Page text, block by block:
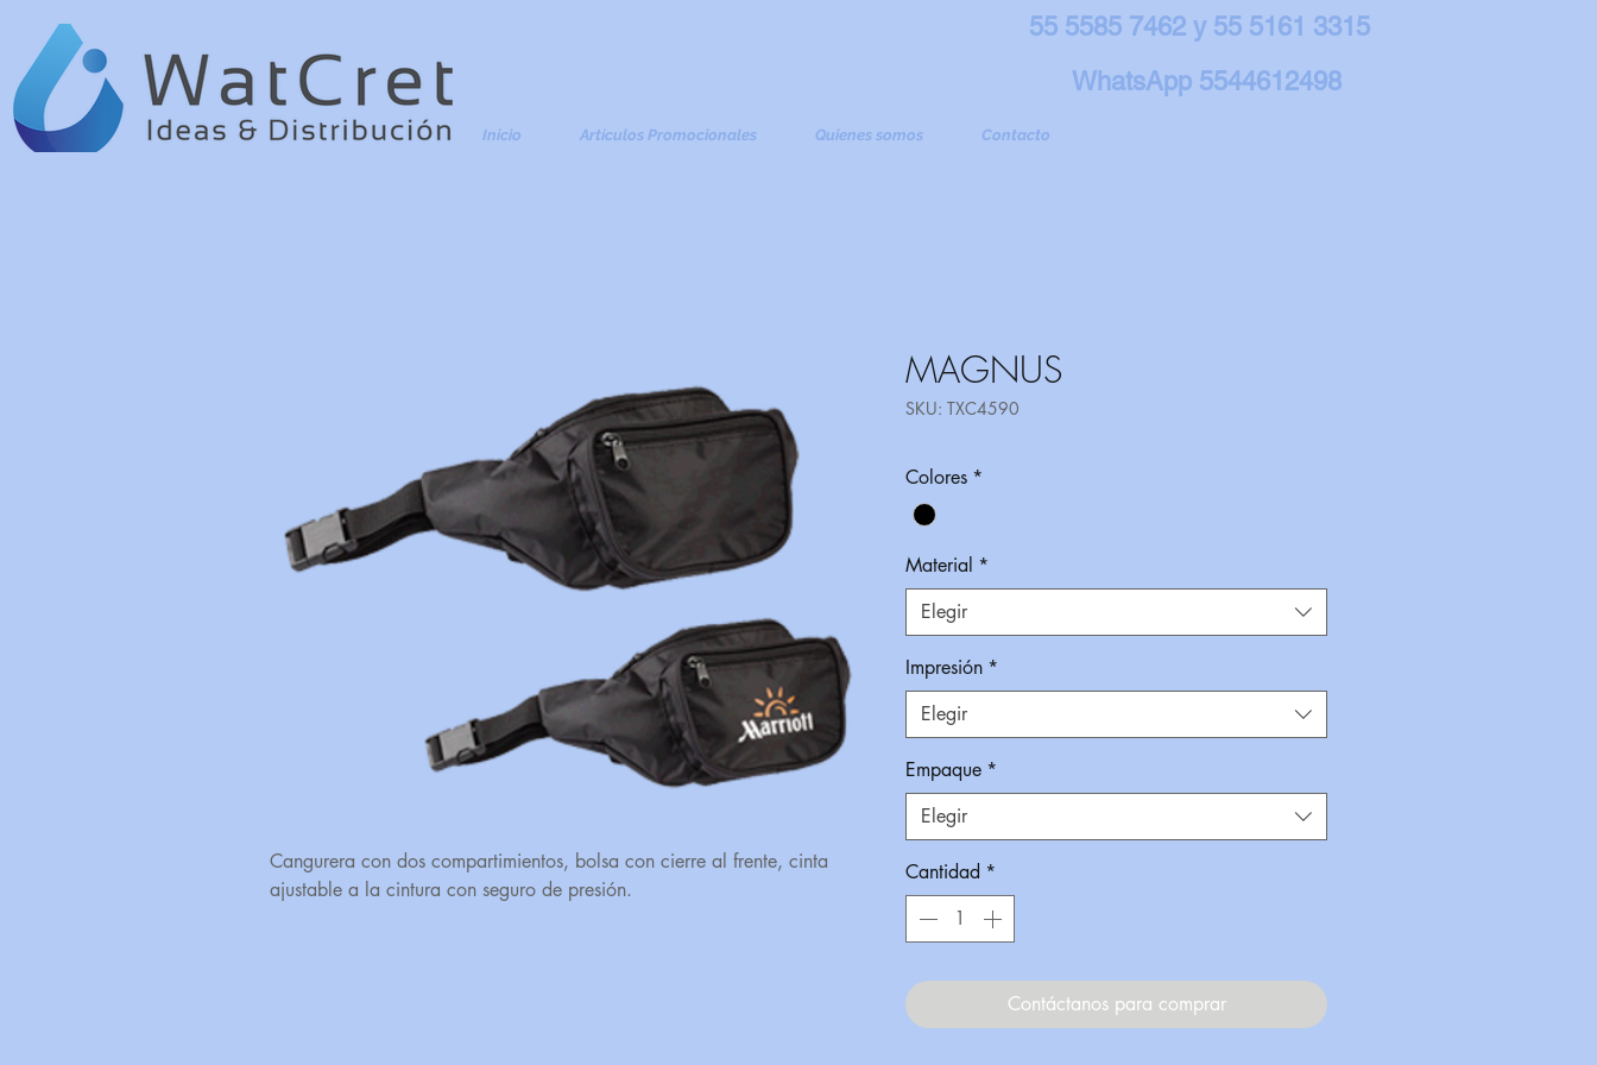
55 5585 7462 y 55 5161 3315
WhatsApp 5544612498
Inicio Artículos Promocionales Quienes somos Contacto
Cangurera con dos compartimientos, bolsa con cierre al frente, cinta
ajustable a la cintura con seguro de presión.
MAGNUS
SKU: TXC4590
Colores *
Material *
Elegir
Impresión *
Elegir
Empaque *
Elegir
Cantidad *
Contáctanos para comprar